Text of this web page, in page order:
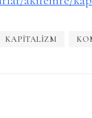
KAPITALIZM